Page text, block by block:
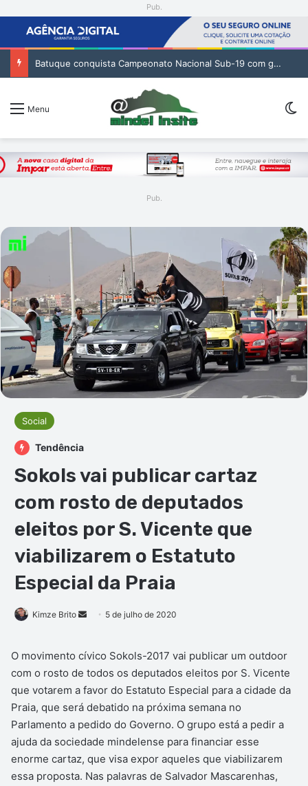
Pub.
Batuque conquista Campeonato Nacional Sub-19 com golo de Erickson no prolongamento
Menu
Pub.
Social
Tendência
Sokols vai publicar cartaz
com rosto de deputados
eleitos por S. Vicente que
viabilizarem o Estatuto
Especial da Praia
Kimze Brito
Mande
mail
5 de julho de 2020
O movimento cívico Sokols-2017 vai publicar um outdoor
com o rosto de todos os deputados eleitos por S. Vicente
que votarem a favor do Estatuto Especial para a cidade da
Praia, que será debatido na próxima semana no
Parlamento a pedido do Governo. O grupo está a pedir a
ajuda da sociedade mindelense para financiar esse
enorme cartaz, que visa expor aqueles que viabilizarem
essa proposta. Nas palavras de Salvador Mascarenhas,